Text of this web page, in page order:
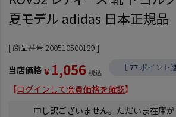
夏モデル adidas 日本正規品
商品番号 200510500189
当店価格 ¥ 1,056 税込 ［ 77 ポイント
【ログインして会員価格を確認】
申し訳ございません。ただいま在庫が